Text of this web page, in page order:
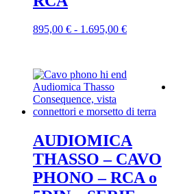
895,00 € - 1.695,00 €Fascia
895,00 €
Questo
varianti.
possono
scelte
nella
pagina
del
prodotto
AUDIOMICA
THASSO – CAVO
PHONO – RCA o